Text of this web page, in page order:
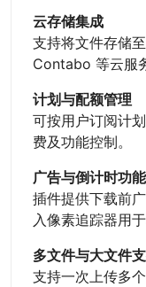
云存储集成
支持将文件存储
Contabo 等云服
计划与配额管理
可按用户订阅计
费及功能控制。
广告与倒计时功能
插件提供下载前
入像素追踪器用于
多文件与大文件
支持一次上传多